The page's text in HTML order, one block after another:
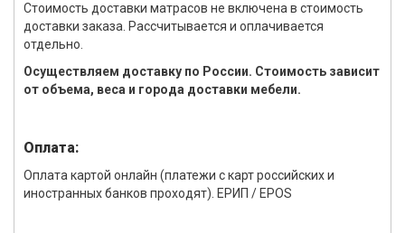
Стоимость доставки матрасов не включена в стоимость
доставки заказа. Рассчитывается и оплачивается
отдельно.
Осуществляем доставку по России. Стоимость зависит
от объема, веса и города доставки мебели.
Оплата:
Оплата картой онлайн (платежи с карт российских и
иностранных банков проходят). ЕРИП / EPOS